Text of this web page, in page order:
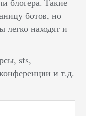
блогера. Такие
ботов, но
легко находят и
sfs,
и т.д.